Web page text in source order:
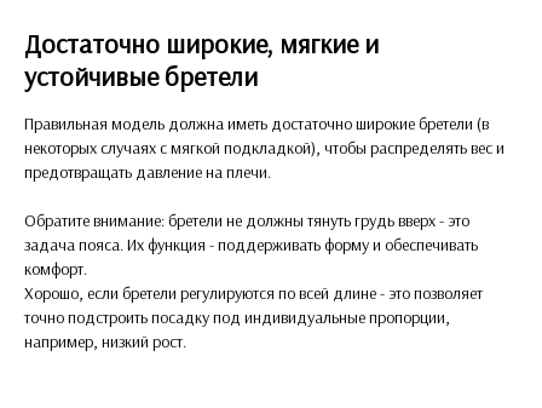
Достаточно широкие, мягкие и
устойчивые бретели
Правильная модель должна иметь достаточно широкие бретели (в
некоторых случаях с мягкой подкладкой), чтобы распределять вес и
предотвращать давление на плечи.
Обратите внимание: бретели не должны тянуть грудь вверх - это
задача пояса. Их функция - поддерживать форму и обеспечивать
комфорт.
Хорошо, если бретели регулируются по всей длине - это позволяет
точно подстроить посадку под индивидуальные пропорции,
например, низкий рост.